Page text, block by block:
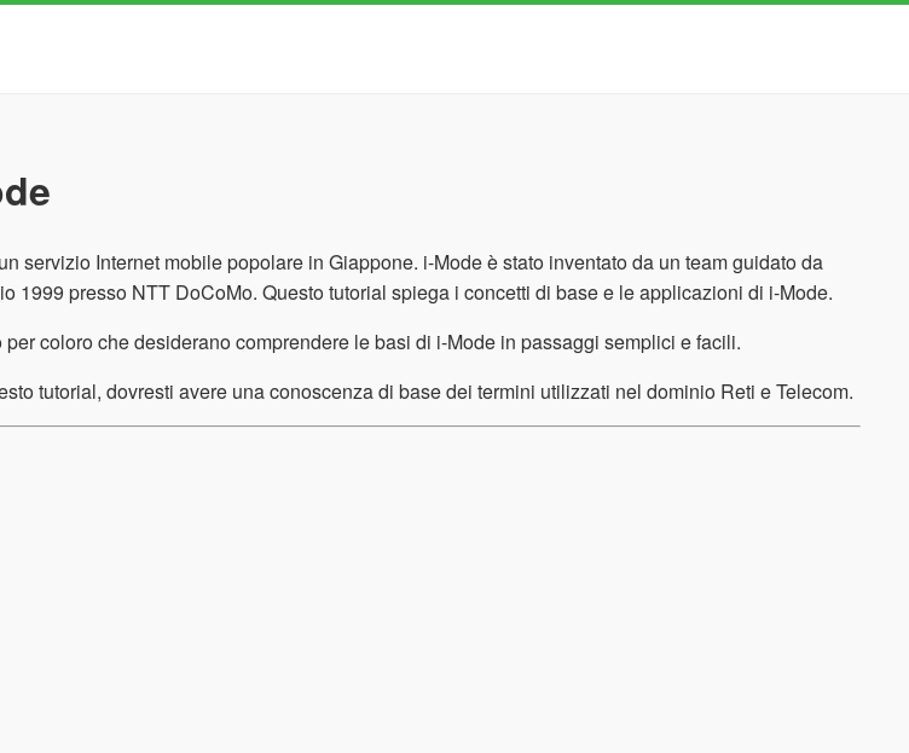
servizio Internet mobile popolare in Giappone. i-Mode è stato inventato da un team guidato da
1999 presso NTT DoCoMo. Questo tutorial spiega i concetti di base e le applicazioni di i-Mode.
per coloro che desiderano comprendere le basi di i-Mode in passaggi semplici e facili.
tutorial, dovresti avere una conoscenza di base dei termini utilizzati nel dominio Reti e Telecom.